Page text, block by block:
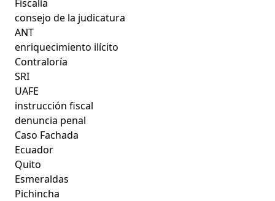
Fiscalía
consejo de la judicatura
ANT
enriquecimiento ilícito
Contraloría
SRI
UAFE
instrucción fiscal
denuncia penal
Caso Fachada
Ecuador
Quito
Esmeraldas
Pichincha